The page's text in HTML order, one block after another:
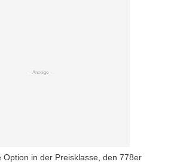
Option in der Preisklasse, den 778er